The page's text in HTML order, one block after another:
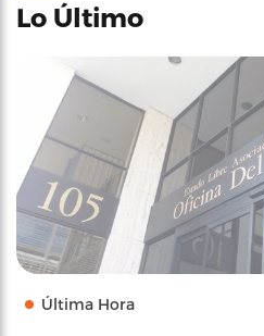
Lo Último
Última Hora